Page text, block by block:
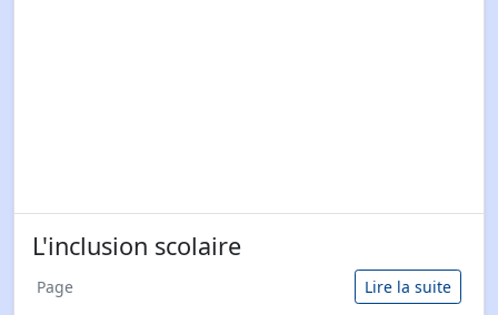
L'inclusion scolaire
Page Lire la suite